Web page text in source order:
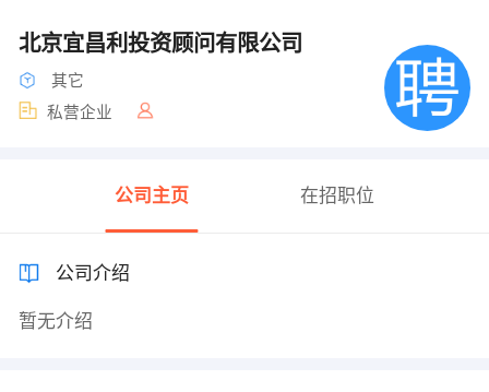
北京宜昌利投资顾问有限公司
其它
私营企业
公司主页 在招职位
公司介绍
暂无介绍